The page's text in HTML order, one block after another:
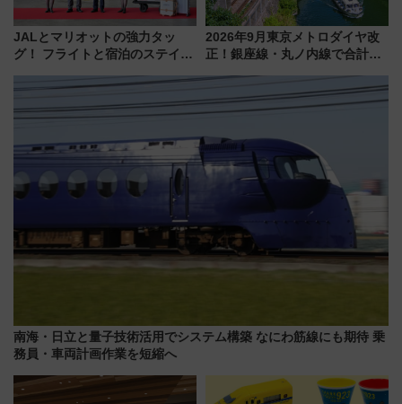
JALとマリオットの強力タッ
グ！ フライトと宿泊のステイタ
上級会員資格を効率よく獲得す
る方法を解説
2026年9月東京メトロダイヤ改
正！銀座線・丸ノ内線で合計
南海・日立と量子技術活用でシステム構築 なにわ筋線にも期待 乗
務員・車両計画作業を短縮へ